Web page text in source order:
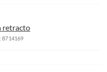
retracto
8714169